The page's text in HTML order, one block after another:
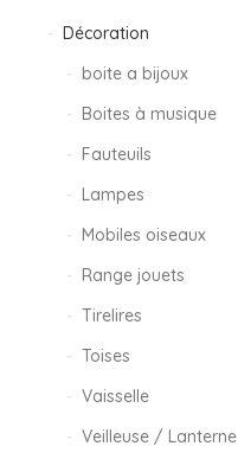
Décoration
boite a bijoux
Boites à musique
Fauteuils
Lampes
Mobiles oiseaux
Range jouets
Tirelires
Toises
Vaisselle
Veilleuse / Lanterne